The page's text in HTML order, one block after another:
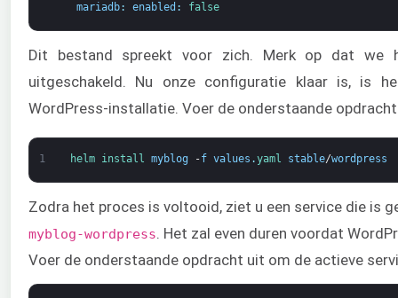
mariadb: enabled : false
Dit bestand spreekt voor zich. Merk op dat we
uitgeschakeld. Nu onze configuratie klaar is, is
WordPress-installatie. Voer de onderstaande
1 helm install myblog -f values .yaml stable/wordpress
Zodra het proces is voltooid, ziet u een service die is
myblog-wordpress. Het zal even duren voordat
Voer de onderstaande opdracht uit om de actieve